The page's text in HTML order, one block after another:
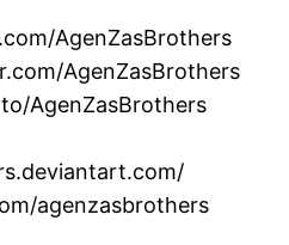
AgenZasBrothers
AgenZasBrothers
AgenZasBrothers
agenzasbrothers